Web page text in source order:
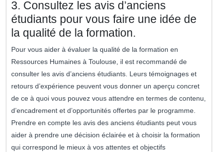
3. Consultez les avis d’anciens
étudiants pour vous faire une idée de
la qualité de la formation.
Pour vous aider à évaluer la qualité de la formation en
Ressources Humaines à Toulouse, il est recommandé de
consulter les avis d’anciens étudiants. Leurs témoignages et
retours d’expérience peuvent vous donner un aperçu concret
de ce à quoi vous pouvez vous attendre en termes de contenu,
d’encadrement et d’opportunités offertes par le programme.
Prendre en compte les avis des anciens étudiants peut vous
aider à prendre une décision éclairée et à choisir la formation
qui correspond le mieux à vos attentes et objectifs